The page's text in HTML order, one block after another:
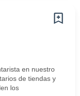
en nuestro
de tiendas y
los